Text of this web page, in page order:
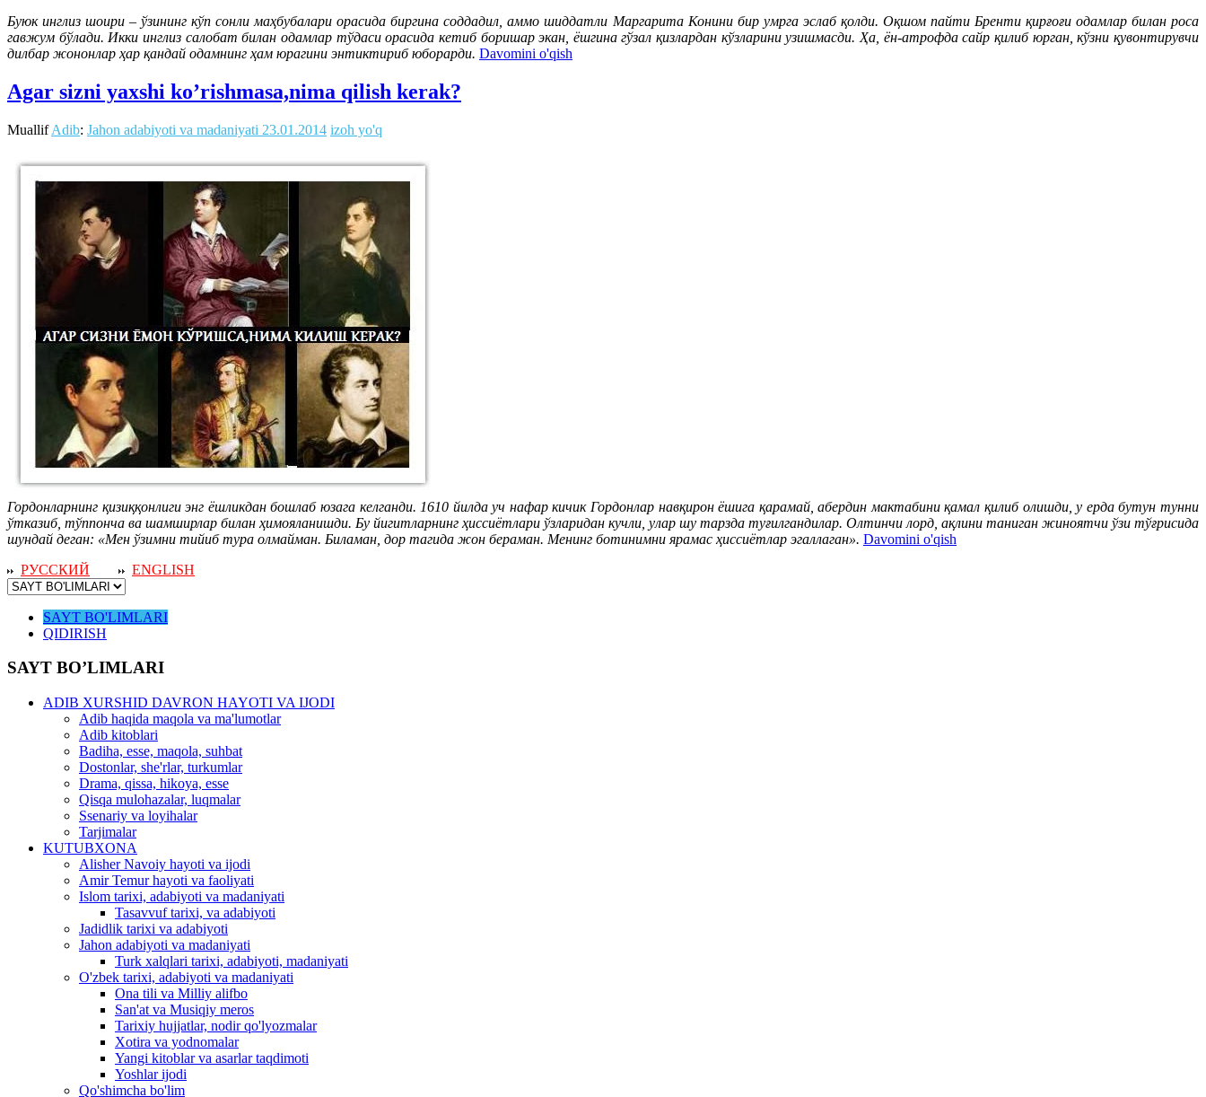
Буюк инглиз шоири – ўзининг кўп сонли маҳбубалари орасида биргина соддадил, аммо шиддатли Маргарита Конини бир умрга эслаб қолди. Оқшом пайти Бренти қирғоғи одамлар билан роса
гавжум бўлади. Икки инглиз салобат билан одамлар тўдаси орасида кетиб боришар экан, ёшгина гўзал қизлардан кўзларини узишмасди. Ҳа, ён-атрофда сайр қилиб юрган, кўзни қувонтирувчи
дилбар жононлар ҳар қандай одамнинг ҳам юрагини энтиктириб юборарди. Davomini o'qish
Agar sizni yaxshi ko’rishmasa,nima qilish kerak?
MuallifAdib: Jahon adabiyoti va madaniyati 23.01.2014 izoh yo'q
Гордонларнинг қизиққонлиги энг ёшликдан бошлаб юзага келганди. 1610 йилда уч нафар кичик Гордонлар навқирон ёшига қарамай, абердин мактабини қамал қилиб олишди, у ерда бутун тунни
ўтказиб, тўппонча ва шамширлар билан ҳимояланишди. Бу йигитларнинг ҳиссиётлари ўзларидан кучли, улар шу тарзда туғилгандилар. Олтинчи лорд, ақлини таниган жиноятчи ўзи тўғрисида
шундай деган: «Мен ўзимни тийиб тура олмайман. Биламан, дор тагида жон бераман. Менинг ботинимни ярамас ҳиссиётлар эгаллаган». Davomini o'qish
РУССКИЙ
ENGLISH
SAYT BO'LIMLARI
QIDIRISH
SAYT BO’LIMLARI
ADIB XURSHID DAVRON HAYOTI VA IJODI
Adib haqida maqola va ma'lumotlar
Adib kitoblari
Badiha, esse, maqola, suhbat
Dostonlar, she'rlar, turkumlar
Drama, qissa, hikoya, esse
Qisqa mulohazalar, luqmalar
Ssenariy va loyihalar
Tarjimalar
KUTUBXONA
Alisher Navoiy hayoti va ijodi
Amir Temur hayoti va faoliyati
Islom tarixi, adabiyoti va madaniyati
Tasavvuf tarixi, va adabiyoti
Jadidlik tarixi va adabiyoti
Jahon adabiyoti va madaniyati
Turk xalqlari tarixi, adabiyoti, madaniyati
O'zbek tarixi, adabiyoti va madaniyati
Ona tili va Milliy alifbo
San'at va Musiqiy meros
Tarixiy hujjatlar, nodir qo'lyozmalar
Xotira va yodnomalar
Yangi kitoblar va asarlar taqdimoti
Yoshlar ijodi
Qo'shimcha bo'lim